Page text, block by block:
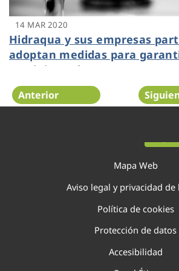
14 MAR 2020
Hidraqua y sus empresas
adoptan medidas para
suministro de agua
Anterior
Mapa Web
Aviso legal y privacidad de
Política de cookies
Protección de datos
Accesibilidad